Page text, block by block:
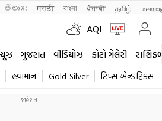
తెలుగు मराठी বাংলা ਪੰਜਾਬੀ தமிழ்
AQI
ગુજરાત વીડિયોઝ ફોટો ગેલેરી
હવામાન Gold-Silver ટિપ્સ એન્ડ ટ્રિક્સ